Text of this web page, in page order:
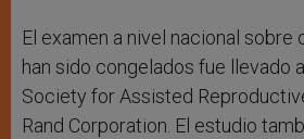
El examen a nivel nacional sobre
han sido congelados fue llevado
Society for Assisted
Rand Corporation. El estudio